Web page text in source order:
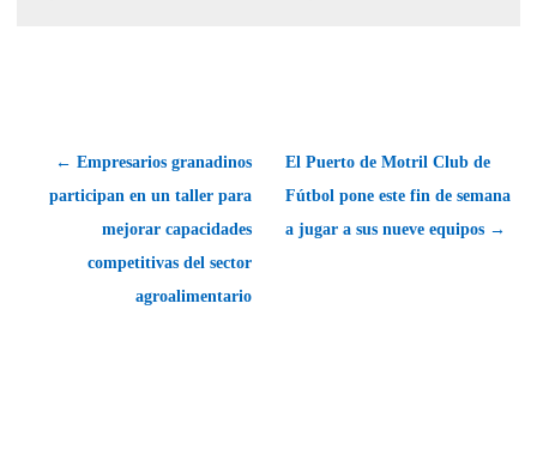
← Empresarios granadinos
participan en un taller para
mejorar capacidades
competitivas del sector
agroalimentario
El Puerto de Motril Club de
Fútbol pone este fin de semana
a jugar a sus nueve equipos →